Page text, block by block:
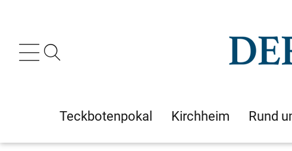
Teckbotenpokal Kirchheim Rund